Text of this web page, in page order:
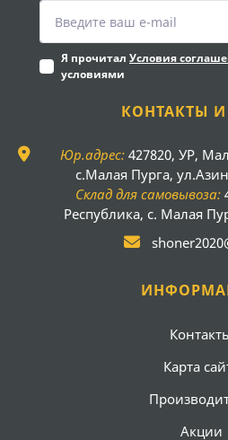
Я прочитал Условия
условиями
КОНТАКТЫ И
Юр.адрес: 427820, УР,
с.Малая Пурга,
Склад для самовывоза:
Республика, с. Малая
Карта
Акции